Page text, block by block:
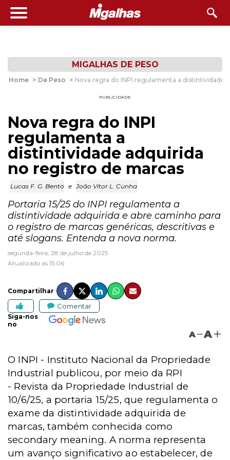
MIGALHAS DE PESO
Home > De Peso > Nova regra do INPI regulamenta a distintividade
PUBLICIDADE
Nova regra do INPI
regulamenta a
distintividade adquirida
no registro de marcas
Lucas F. G. Bento e João Vítor L. Cunha
Portaria 15/25 do INPI regulamenta a
distintividade adquirida e abre caminho para
o registro de marcas genéricas, descritivas e
até slogans. Entenda a nova norma.
segunda-feira, 28 de julho de 2025
Atualizado às 15:06
Compartilhar
Comentar
Siga-nos
no
A A
O INPI - Instituto Nacional da Propriedade
Industrial publicou, por meio da RPI
- Revista da Propriedade Industrial de
10/6/25, a portaria 15/25, que regulamenta o
exame da distintividade adquirida de
marcas, também conhecida como
secondary meaning. A norma representa
um avanço significativo ao estabelecer, de